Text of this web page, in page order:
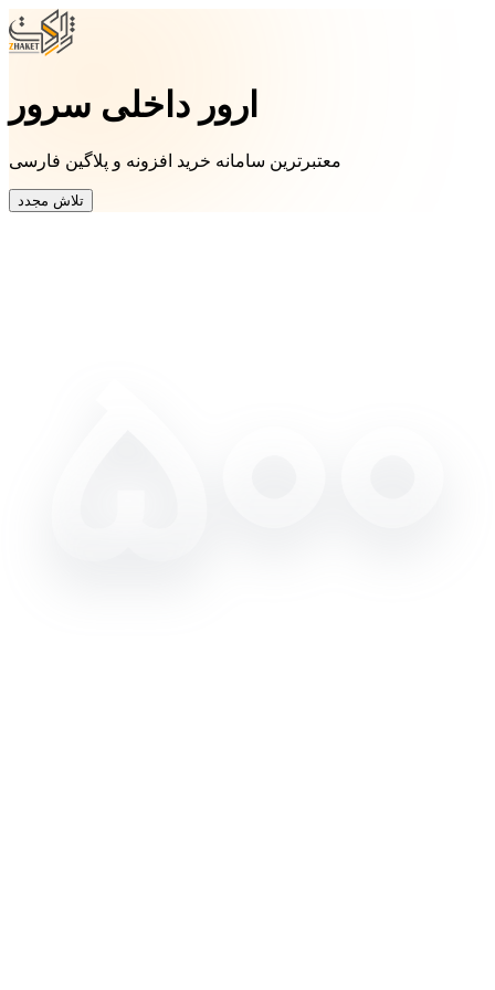
ارور داخلی سرور
معتبرترین سامانه خرید افزونه و پلاگین فارسی
تلاش مجدد